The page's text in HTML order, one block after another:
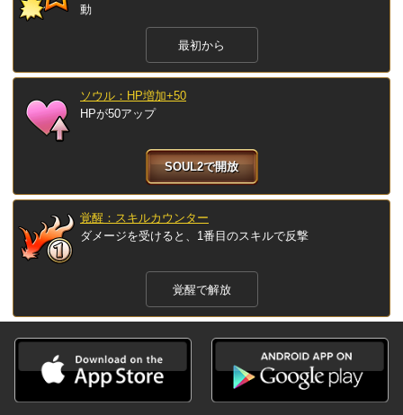
動
最初から
ソウル：HP増加+50
HPが50アップ
SOUL2で開放
覚醒：スキルカウンター
ダメージを受けると、1番目のスキルで反撃
覚醒で解放